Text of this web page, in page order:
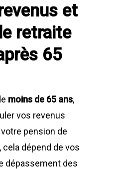
et
retraite
65
moins de 65 ans,
vos revenus
pension de
dépend de vos
dépassement des